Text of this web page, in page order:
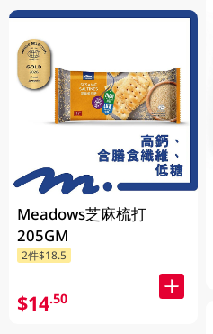
Meadows芝麻梳打
205GM
2件$18.5
$14.50